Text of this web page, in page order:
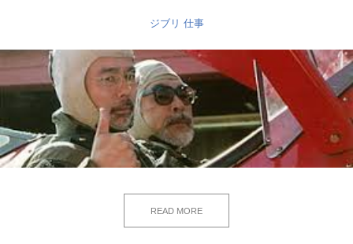
ジブリ 仕事
READ MORE